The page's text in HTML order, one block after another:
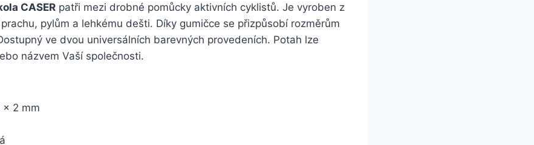
CASER patři mezi drobné pomůcky aktivních cyklistů. Je vyroben z
pylům a lehkému dešti. Díky gumičce se přizpůsobí rozměrům
ve dvou universálních barevných provedeních. Potah lze
názvem Vaší společnosti.
x 2 mm